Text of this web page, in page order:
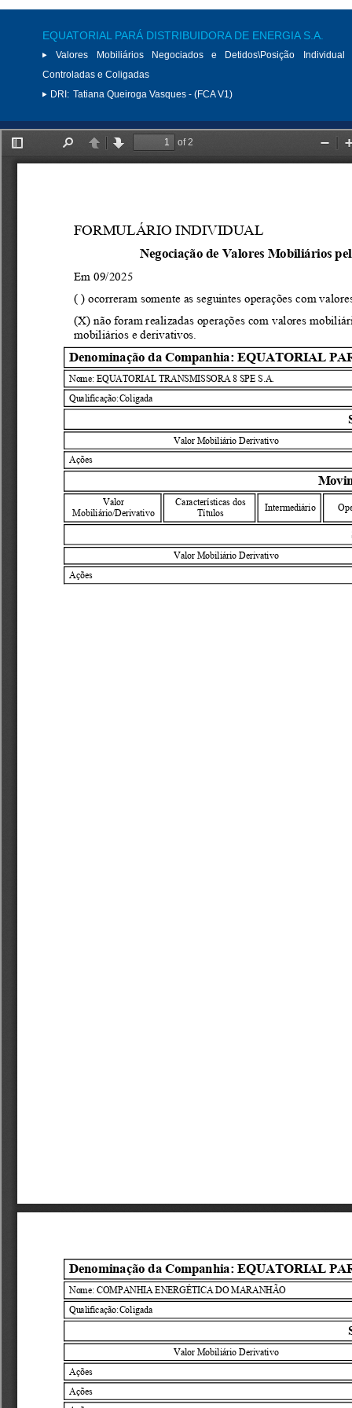
EQUATORIAL PARÁ DISTRIBUIDORA DE ENERGIA S.A.
Valores Mobiliários Negociados e Detidos\Posição
Controladas e Coligadas
DRI: Tatiana Queiroga Vasques - (FCA V1)